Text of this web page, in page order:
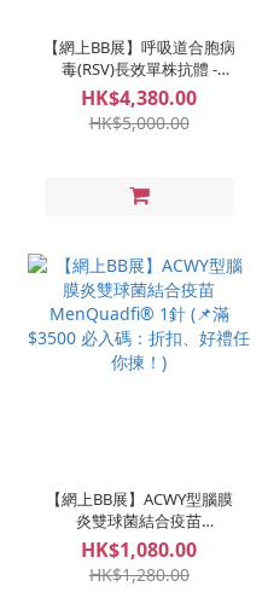
【網上BB展】呼吸道合胞病
毒(RSV)長效單株抗體 -
Sanofi 1針 (📌滿 $3500 必入
碼：折扣、好禮任你揀！)
HK$4,380.00
HK$5,000.00
【網上BB展】ACWY型腦膜
炎雙球菌結合疫苗
MenQuadfi® 1針 (📌滿
$3500 必入碼：折扣、好禮
任你揀！)
HK$1,080.00
HK$1,280.00